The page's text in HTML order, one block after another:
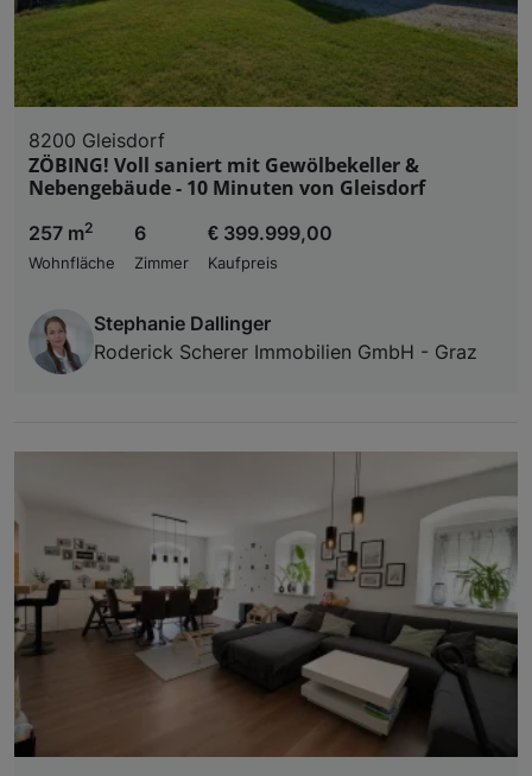
8200 Gleisdorf
ZÖBING! Voll saniert mit Gewölbekeller &
Nebengebäude - 10 Minuten von Gleisdorf
257 m2
Wohnfläche
6
Zimmer
€ 399.999,00
Kaufpreis
Stephanie Dallinger
Roderick Scherer Immobilien GmbH - Graz